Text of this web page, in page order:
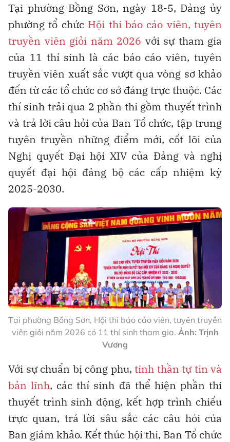
Tại phường Bồng Sơn, ngày 18-5, Đảng ủy
phường tổ chức Hội thi báo cáo viên, tuyên
truyền viên giỏi năm 2026 với sự tham gia
của 11 thí sinh là các báo cáo viên, tuyên
truyền viên xuất sắc vượt qua vòng sơ khảo
đến từ các tổ chức cơ sở đảng trực thuộc. Các
thí sinh trải qua 2 phần thi gồm thuyết trình
và trả lời câu hỏi của Ban Tổ chức, tập trung
tuyên truyền những điểm mới, cốt lõi của
Nghị quyết Đại hội XIV của Đảng và nghị
quyết đại hội đảng bộ các cấp nhiệm kỳ
2025-2030.
Tại phường Bồng Sơn, Hội thi báo cáo viên, tuyên truyền
viên giỏi năm 2026 có 11 thí sinh tham gia. Ảnh: Trịnh
Vương
Với sự chuẩn bị công phu, tinh thần tự tin và
bản lĩnh, các thí sinh đã thể hiện phần thi
thuyết trình sinh động, kết hợp trình chiếu
trực quan, trả lời sâu sắc các câu hỏi của
Ban giám khảo. Kết thúc hội thi, Ban Tổ chức